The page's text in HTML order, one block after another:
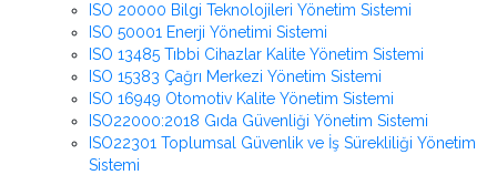
ISO 20000 Bilgi Teknolojileri Yönetim Sistemi
ISO 50001 Enerji Yönetimi Sistemi
ISO 13485 Tıbbi Cihazlar Kalite Yönetim Sistemi
ISO 15383 Çağrı Merkezi Yönetim Sistemi
ISO 16949 Otomotiv Kalite Yönetim Sistemi
ISO22000:2018 Gıda Güvenliği Yönetim Sistemi
ISO22301 Toplumsal Güvenlik ve İş Sürekliliği Yönetim
Sistemi